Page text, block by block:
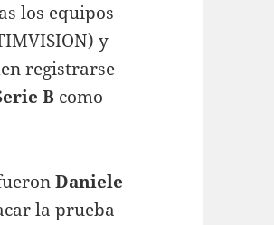
los equipos
y
registrarse
B como
Daniele
la prueba